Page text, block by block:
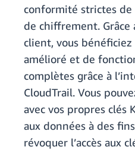
conformité strictes de
de chiffrement. Grâce
client, vous
amélioré et de
complètes grâce à
CloudTrail. Vous
avec vos propres clés
aux données à des
révoquer l’accès aux